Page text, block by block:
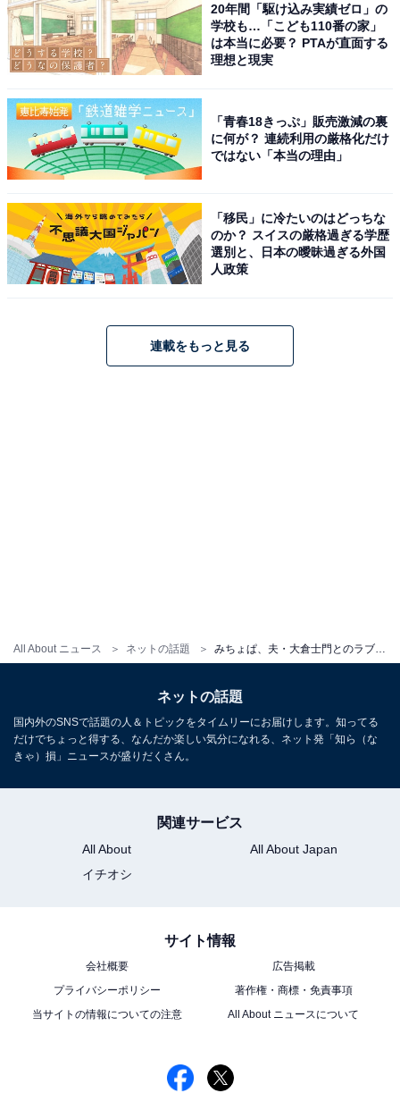
All About ニュース ネットの話題 みちょぱ、夫・大倉士門とのラブラブツーショット披露！ 「美男美女でお似合い夫婦」「顔そっくり」
20年間「駆け込み実績ゼロ」の
学校も…「こども110番の家」
は本当に必要？ PTAが直面する
理想と現実
「青春18きっぷ」販売激減の裏
に何が？ 連続利用の厳格化だけ
ではない「本当の理由」
「移民」に冷たいのはどっちな
のか？ スイスの厳格過ぎる学歴
選別と、日本の曖昧過ぎる外国
人政策
連載をもっと見る
ネットの話題
国内外のSNSで話題の人＆トピックをタイムリーにお届けします。知ってる
だけでちょっと得する、なんだか楽しい気分になれる、ネット発「知ら（な
きゃ）損」ニュースが盛りだくさん。
関連サービス
All About
All About Japan
イチオシ
サイト情報
会社概要
広告掲載
プライバシーポリシー
著作権・商標・免責事項
当サイトの情報についての注意
All About ニュースについて